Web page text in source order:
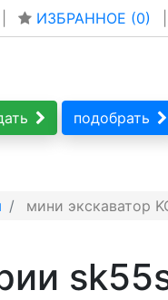
ИЗБРАННОЕ (0)
подобрать
мини экскаватор